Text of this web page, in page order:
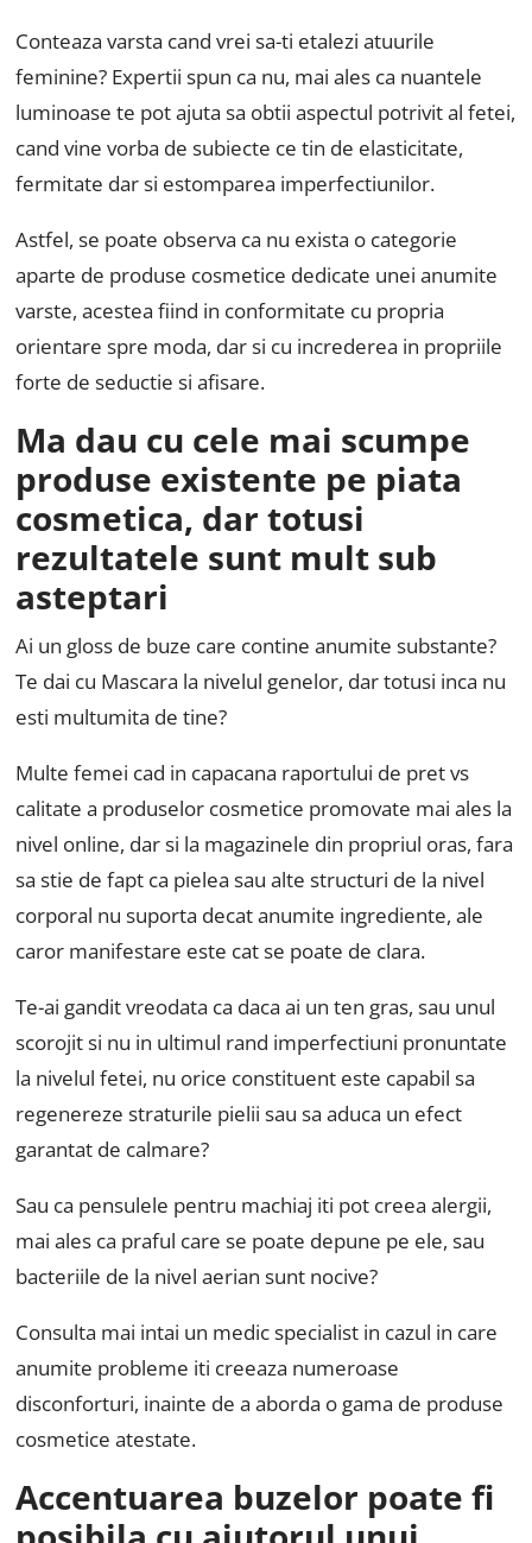
Conteaza varsta cand vrei sa-ti etalezi atuurile
feminine? Expertii spun ca nu, mai ales ca nuantele
luminoase te pot ajuta sa obtii aspectul potrivit al fetei,
cand vine vorba de subiecte ce tin de elasticitate,
fermitate dar si estomparea imperfectiunilor.
Astfel, se poate observa ca nu exista o categorie
aparte de produse cosmetice dedicate unei anumite
varste, acestea fiind in conformitate cu propria
orientare spre moda, dar si cu increderea in propriile
forte de seductie si afisare.
Ma dau cu cele mai scumpe
produse existente pe piata
cosmetica, dar totusi
rezultatele sunt mult sub
asteptari
Ai un gloss de buze care contine anumite substante?
Te dai cu Mascara la nivelul genelor, dar totusi inca nu
esti multumita de tine?
Multe femei cad in capacana raportului de pret vs
calitate a produselor cosmetice promovate mai ales la
nivel online, dar si la magazinele din propriul oras, fara
sa stie de fapt ca pielea sau alte structuri de la nivel
corporal nu suporta decat anumite ingrediente, ale
caror manifestare este cat se poate de clara.
Te-ai gandit vreodata ca daca ai un ten gras, sau unul
scorojit si nu in ultimul rand imperfectiuni pronuntate
la nivelul fetei, nu orice constituent este capabil sa
regenereze straturile pielii sau sa aduca un efect
garantat de calmare?
Sau ca pensulele pentru machiaj iti pot creea alergii,
mai ales ca praful care se poate depune pe ele, sau
bacteriile de la nivel aerian sunt nocive?
Consulta mai intai un medic specialist in cazul in care
anumite probleme iti creeaza numeroase
disconforturi, inainte de a aborda o gama de produse
cosmetice atestate.
Accentuarea buzelor poate fi